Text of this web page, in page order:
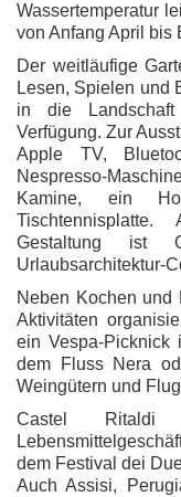
Wassertemperatur
von Anfang April bis
Der weitläufige
Lesen, Spielen und
in die
Verfügung. Zur
Apple TV,
Nespresso-
Kamine, ein
Gestaltung ist
Urlaubsarchitektur-
Neben Kochen und
Aktivitäten
ein Vespa-Picknick
dem Fluss Nera
Weingütern und
Castel
dem Festival dei
Auch Assisi,